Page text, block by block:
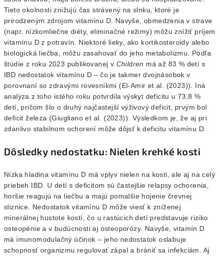
Tieto okolnosti znižujú čas strávený na slnku, ktoré je
prirodzeným zdrojom vitamínu D. Navyše, obmedzenia v strave
(napr. nízkomliečne diéty, eliminačné režimy) môžu znížiť príjem
vitamínu D z potravín. Niektoré lieky, ako kortikosteroidy alebo
biologická liečba, môžu zasahovať do jeho metabolizmu. Podľa
štúdie z roku 2023 publikovanej v Children má až 83 % detí s
IBD nedostatok vitamínu D – čo je takmer dvojnásobok v
porovnaní so zdravými rovesníkmi (El-Amir et al. (2023)). Iná
analýza z toho istého roku potvrdila výskyt deficitu u 73,8 %
detí, pričom šlo o druhý najčastejší výživový deficit, prvým bol
deficit železa (Giugliano et al. (2023)). Výsledkom je, že aj pri
zdanlivo stabilnom ochorení môže dôjsť k deficitu vitamínu D.
Dôsledky nedostatku: Nielen krehké kosti
Nízka hladina vitamínu D má vplyv nielen na kosti, ale aj na celý
priebeh IBD. U detí s deficitom sú častejšie relapsy ochorenia,
horšie reagujú na liečbu a majú pomalšie hojenie črevnej
sliznice. Nedostatok vitamínu D môže viesť k zníženej
minerálnej hustote kostí, čo u rastúcich detí predstavuje riziko
osteopénie a v budúcnosti aj osteoporózy. Navyše, vitamín D
má imunomodulačný účinok – jeho nedostatok oslabuje
schopnosť organizmu regulovať zápal a brániť sa infekciám. Aj